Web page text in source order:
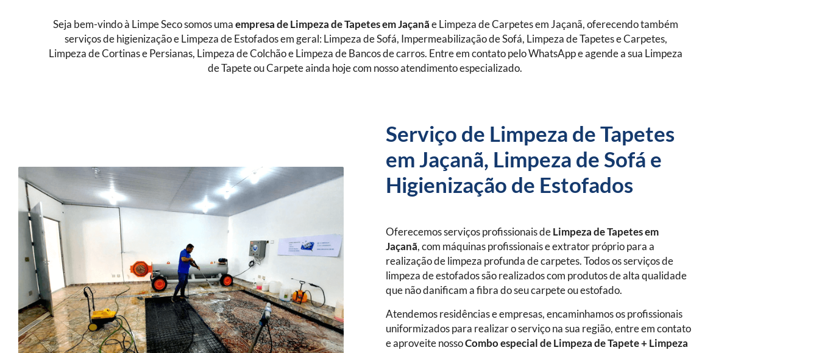
Seja bem-vindo à Limpe Seco somos uma empresa de Limpeza de Tapetesem Jaçanã e Limpeza de Carpetes em Jaçanã, oferecendo também
serviços de higienização e Limpeza de Estofados em geral: Limpeza de Sofá, Impermeabilização de Sofá, Limpeza de Tapetes e Carpetes,
Limpeza de Cortinas e Persianas, Limpeza de Colchão e Limpeza de Bancos de carros. Entre em contato pelo WhatsApp e agende a sua Limpeza
de Tapete ou Carpete ainda hoje com nosso atendimento especializado.
Serviço de Limpeza de Tapetes
em Jaçanã, Limpeza de Sofá e
Higienização de Estofados
Oferecemos serviços profissionais de Limpeza de Tapetesem
Jaçanã, com máquinas profissionais e extrator próprio para a
realização de limpeza profunda de carpetes. Todos os serviços de
limpeza de estofados são realizados com produtos de alta qualidade
que não danificam a fibra do seu carpete ou estofado.
Atendemos residências e empresas, encaminhamos os profissionais
uniformizados para realizar o serviço na sua região, entre em contato
e aproveite nossoCombo especial de Limpeza de Tapete + Limpeza